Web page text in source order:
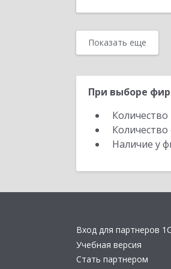
Показать еще
При выборе
Наличие у
Вход для партнеров 1С
Учебная версия
Стать партнером